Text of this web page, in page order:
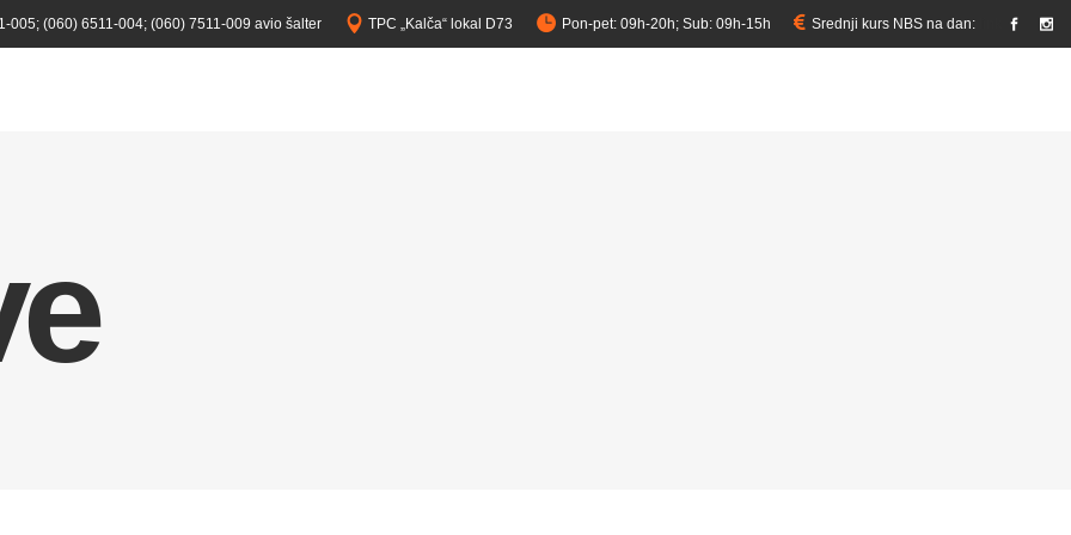
005; (060) 6511-004; (060) 7511-009 avio šalter TPC „Kalča“ lokal D73 Pon-pet: 09h-20h; Sub: 09h-15h Srednji kurs NBS na dan: